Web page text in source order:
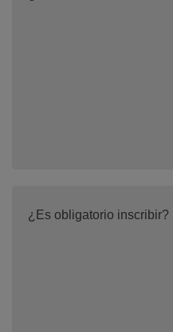
¿Es obligatorio inscribir?